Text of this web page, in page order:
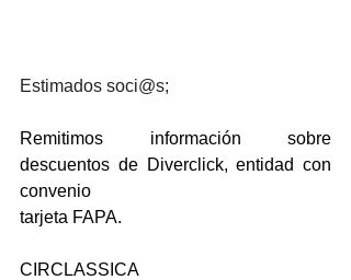
Estimados soci@s;
Remitimos información sobre
descuentos de Diverclick, entidad con
convenio
tarjeta FAPA.
CIRCLASSICA